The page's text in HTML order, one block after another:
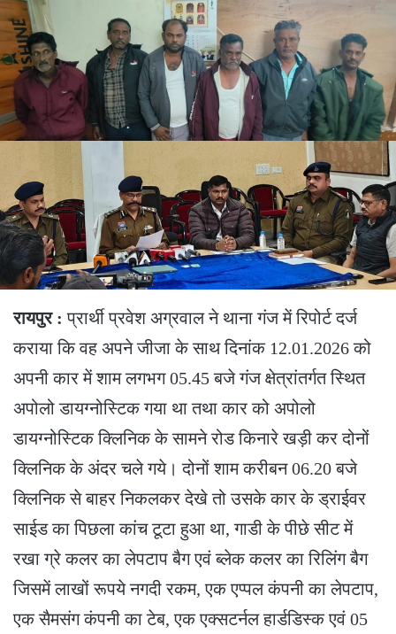
रायपुर : प्रार्थी प्रवेश अग्रवाल ने थाना गंज में रिपोर्ट दर्ज
कराया कि वह अपने जीजा के साथ दिनांक 12.01.2026 को
अपनी कार में शाम लगभग 05.45 बजे गंज क्षेत्रांतर्गत स्थित
अपोलो डायग्नोस्टिक गया था तथा कार को अपोलो
डायग्नोस्टिक क्लिनिक के सामने रोड किनारे खड़ी कर दोनों
क्लिनिक के अंदर चले गये। दोनों शाम करीबन 06.20 बजे
क्लिनिक से बाहर निकलकर देखे तो उसके कार के ड्राईवर
साईड का पिछला कांच टूटा हुआ था, गाडी के पीछे सीट में
रखा ग्रे कलर का लेपटाप बैग एवं ब्लेक कलर का रिलिंग बैग
जिसमें लाखों रूपये नगदी रकम, एक एप्पल कंपनी का लेपटाप,
एक सैमसंग कंपनी का टेब, एक एक्सटर्नल हार्डडिस्क एवं 05